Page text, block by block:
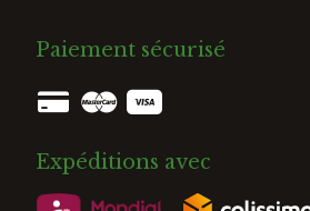
Paiement sécurisé
Expéditions avec